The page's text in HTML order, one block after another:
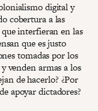
digital y
cobertura a las
interfieran en las
que es justo
tomadas por los
venden armas a los
de hacerlo? ¿Por
apoyar dictadores?